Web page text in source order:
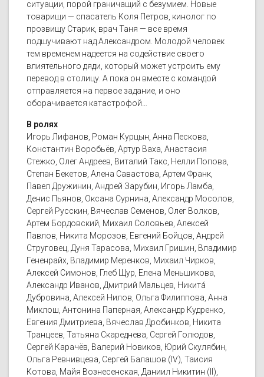
ситуации, порой граничащий с безумием. Новые
товарищи — спасатель Коля Петров, кинолог по
прозвищу Старик, врач Таня — все время
подшучивают над Александром. Молодой человек
тем временем надеется на содействие своего
влиятельного дяди, который может устроить ему
перевод в столицу. А пока он вместе с командой
отправляется на первое задание, и оно
оборачивается катастрофой…
В ролях
Игорь Лифанов, Роман Курцын, Анна Пескова,
Константин Воробьёв, Артур Ваха, Анастасия
Стежко, Олег Андреев, Виталий Такс, Нелли Попова,
Степан Бекетов, Алена Савастова, Артем Франк,
Павел Дружинин, Андрей Зарубин, Игорь Ламба,
Денис Пьянов, Оксана Сурнина, Александр Мосолов,
Сергей Русскин, Вячеслав Семенов, Олег Волков,
Артем Бордовский, Михаил Соловьев, Алексей
Павлов, Никита Морозов, Евгений Бойцов, Андрей
Струговец, Дуня Тарасова, Михаил Гришин, Владимир
Гененрайх, Владимир Меренков, Михаил Чирков,
Алексей Симонов, Глеб Щур, Елена Меньшикова,
Александр Иванов, Дмитрий Мальцев, Никитá
Дубровина, Алексей Нилов, Ольга Филиппова, Анна
Миклош, Антонина Паперная, Александр Кудренко,
Евгения Дмитриева, Вячеслав Дробинков, Никита
Транцеев, Татьяна Скареднева, Сергей Голюдов,
Сергей Карачёв, Валерий Новиков, Юрий Скулябин,
Ольга Ревнивцева, Сергей Балашов (IV), Таисия
Котова, Майя Вознесенская, Даниил Никитин (II),